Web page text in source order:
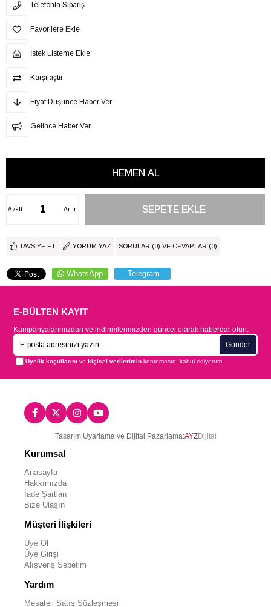
Telefonla Sipariş
Favorilere Ekle
İstek Listeme Ekle
Karşılaştır
Fiyat Düşünce Haber Ver
Gelince Haber Ver
Artır
Azalt
TAVSIYE ET YORUM YAZ SORULAR (0) VE CEVAPLAR (0)
WhatsApp Telegram
E-BÜLTEN KAYIT
Kampanyalarımızdan ve indirimlerimizden güncel olarak haberdar olun.
Gönder
Üyelik koşullarını vekişisel verilerimin korunmasını kabul ediyorum.
Tasarım Uyarlama ve Dijital Pazarlama:AYZDijital
Kurumsal
Anasayfa
Hakkımızda
İade Şartları
Bize Ulaşın
Müşteri İlişkileri
Üye Ol
Üye Girişi
Alışveriş Sepetim
Yardım
Mesafeli Satış Sözleşmesi